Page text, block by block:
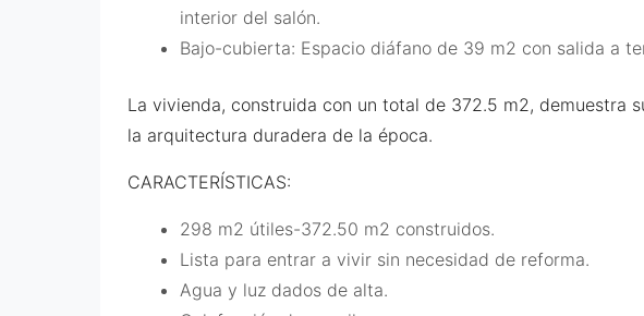
interior del salón.
Bajo-cubierta: Espacio diáfano de 39 m2 con salida a
La vivienda, construida con un total de 372.5 m2, demuestra
la arquitectura duradera de la época.
CARACTERÍSTICAS:
298 m2 útiles-372.50 m2 construidos.
Lista para entrar a vivir sin necesidad de reforma.
Agua y luz dados de alta.